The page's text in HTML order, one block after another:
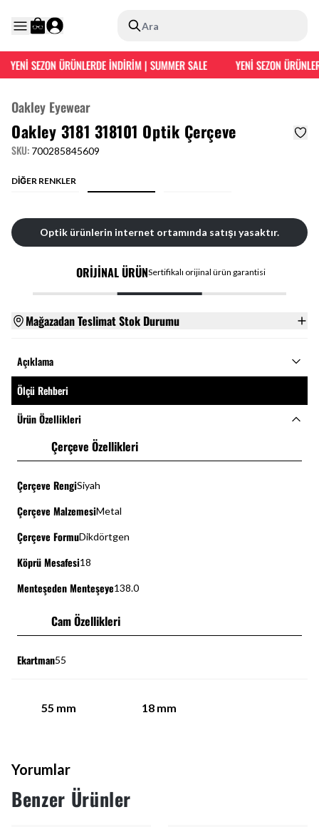
Ara
YENİ SEZON ÜRÜNLERDE İNDİRİM | SUMMER SALE YENİ SEZON
Oakley Eyewear
Oakley 3181 318101 Optik Çerçeve
SKU: 700285845609
DİĞER RENKLER
Optik ürünlerin internet ortamında satışı yasaktır.
ORİJİNAL ÜRÜNSertifikalı orijinal ürün garantisi
Mağazadan Teslimat Stok Durumu
Açıklama
Ölçü Rehberi
Ürün Özellikleri
Çerçeve Özellikleri
Çerçeve RengiSiyah
Çerçeve MalzemesiMetal
Çerçeve FormuDikdörtgen
Köprü Mesafesi18
Menteşeden Menteşeye138.0
Cam Özellikleri
Ekartman55
55 mm 18 mm
Yorumlar
Benzer Ürünler